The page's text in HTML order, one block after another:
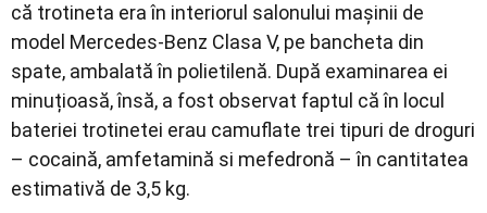
că trotineta era în interiorul salonului mașinii de
model Mercedes-Benz Clasa V, pe bancheta din
spate, ambalată în polietilenă. După examinarea ei
minuțioasă, însă, a fost observat faptul că în locul
bateriei trotinetei erau camuflate trei tipuri de droguri
– cocaină, amfetamină si mefedronă – în cantitatea
estimativă de 3,5 kg.